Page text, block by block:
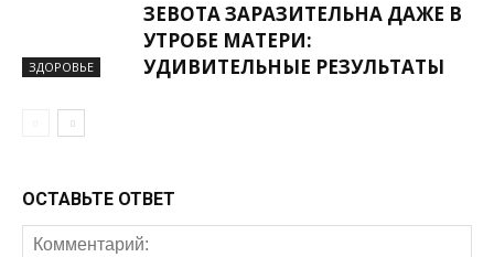
ЗДОРОВЬЕ
ЗЕВОТА ЗАРАЗИТЕЛЬНА ДАЖЕ В
УТРОБЕ МАТЕРИ:
УДИВИТЕЛЬНЫЕ РЕЗУЛЬТАТЫ
ОСТАВЬТЕ ОТВЕТ